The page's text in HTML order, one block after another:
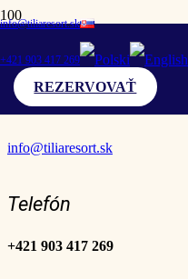
info@tiliaresort.sk
+421 903 417 269
REZERVOVAŤ
Kontaktné
Email
info@tiliaresort.sk
Telefón
+421 903 417 269